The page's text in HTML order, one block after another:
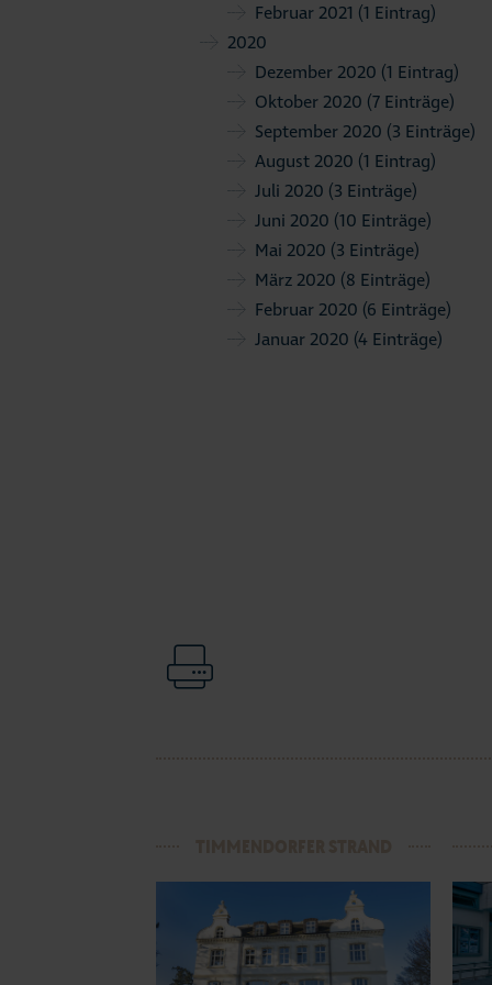
Februar 2021 (1 Eintrag)
2020
Dezember 2020 (1 Eintrag)
Oktober 2020 (7 Einträge)
September 2020 (3 Einträge)
August 2020 (1 Eintrag)
Juli 2020 (3 Einträge)
Juni 2020 (10 Einträge)
Mai 2020 (3 Einträge)
März 2020 (8 Einträge)
Februar 2020 (6 Einträge)
Januar 2020 (4 Einträge)